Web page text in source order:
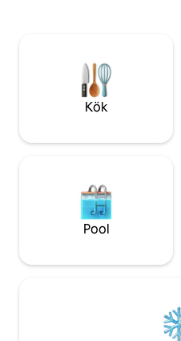
finns vid dörren (du kan
du vill). Skicka ett
frågor och förfrågningar är
Kök
Pool